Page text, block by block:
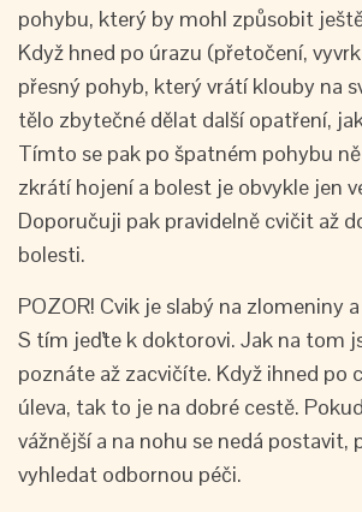
pohybu, který by mohl způsobit
Když hned po úrazu (přetočení,
přesný pohyb, který vrátí klouby na
tělo zbytečné dělat další opatření,
Tímto se pak po špatném pohybu
zkrátí hojení a bolest je obvykle jen
Doporučuji pak pravidelně cvičit až
bolesti.
POZOR! Cvik je slabý na zlomeniny
S tím jeďte k doktorovi. Jak na tom
poznáte až zacvičíte. Když ihned po
úleva, tak to je na dobré cestě.
vážnější a na nohu se nedá postavit,
vyhledat odbornou péči.